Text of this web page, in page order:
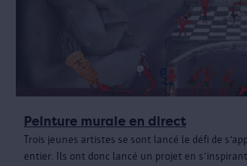
Peinture murale en direct
Trois jeunes artistes se sont lancé le défi de
entier. Ils ont donc lancé un projet en